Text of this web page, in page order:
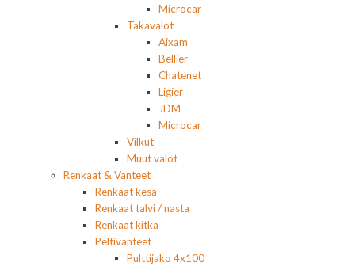
Microcar
Takavalot
Aixam
Bellier
Chatenet
Ligier
JDM
Microcar
Vilkut
Muut valot
Renkaat & Vanteet
Renkaat kesä
Renkaat talvi / nasta
Renkaat kitka
Peltivanteet
Pulttijako 4x100